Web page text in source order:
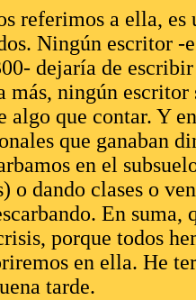
referimos a ella, es
Ningún escritor -
dejaría de
ningún escritor
algo que contar. Y
que ganaban
en el
o dando clases o
En suma,
porque todos
en ella. He
tarde.